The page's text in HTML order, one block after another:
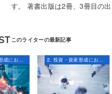
す。 著書出版は2冊、3冊目の出
2. 投資・資産形成における知識とスキル 2. 投資・資産形成における知識とスキル